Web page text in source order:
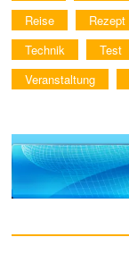
Reise
Rezept
Technik
Test
Veranstaltung